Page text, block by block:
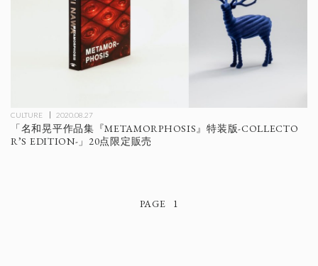
CULTURE 2020.08.27
「名和晃平作品集『METAMORPHOSIS』特装版-COLLECTO
R’S EDITION-」20点限定販売
1